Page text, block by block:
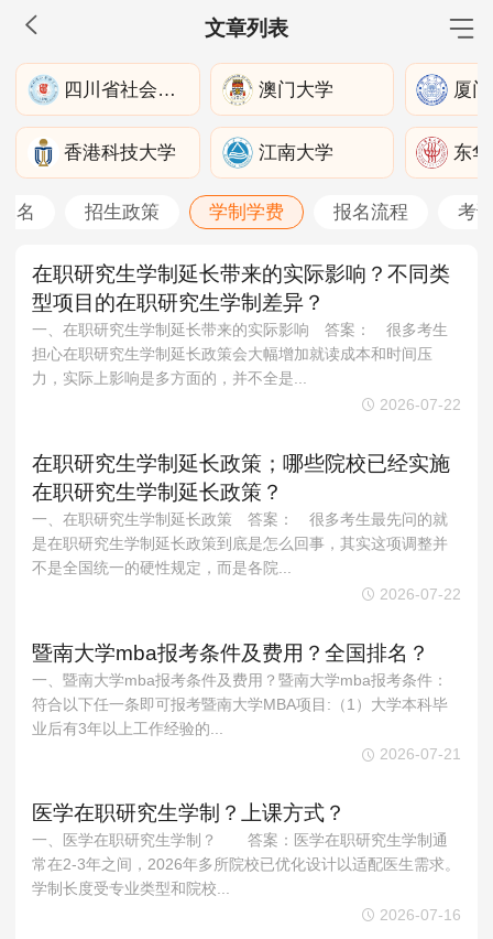
文章列表
MBA工商管理
院校库 考试报名 招生政策 学制学费
报名流程
考试真题
报考经验 招生简章
MEM工程管理
院校库 考试报名 招生政策 学制学费
报名流程
考试真题
报考经验 招生简章
MPA公共管理
报名流程
MPAcc会计专硕
院校库 考试报名 招生政策 学制学费
报名流程
考试真题
报考经验 招生简章
MTA旅游管理
院校库 考试报名 招生政策 学制学费
报名流程
考试真题
报考经验 招生简章
四川省社会科学院 澳门大学 厦
香港科技大学 江南大学 东
名 招生政策 学制学费 报名流程 考
在职研究生学制延长带来的实际影响？不同类
型项目的在职研究生学制差异？
一、在职研究生学制延长带来的实际影响 答案： 很多考生
担心在职研究生学制延长政策会大幅增加就读成本和时间压
力，实际上影响是多方面的，并不全是...
2026-07-22
在职研究生学制延长政策；哪些院校已经实施
在职研究生学制延长政策？
一、在职研究生学制延长政策 答案： 很多考生最先问的就
是在职研究生学制延长政策到底是怎么回事，其实这项调整并
不是全国统一的硬性规定，而是各院...
2026-07-22
暨南大学mba报考条件及费用？全国排名？
一、暨南大学mba报考条件及费用？暨南大学mba报考条件：
符合以下任一条即可报考暨南大学MBA项目:（1）大学本科毕
业后有3年以上工作经验的...
2026-07-21
医学在职研究生学制？上课方式？
一、医学在职研究生学制？ 答案：医学在职研究生学制通
常在2-3年之间，2026年多所院校已优化设计以适配医生需求。
学制长度受专业类型和院校...
2026-07-16